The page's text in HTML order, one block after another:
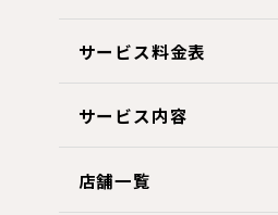
サービス料金表
サービス内容
店舗一覧